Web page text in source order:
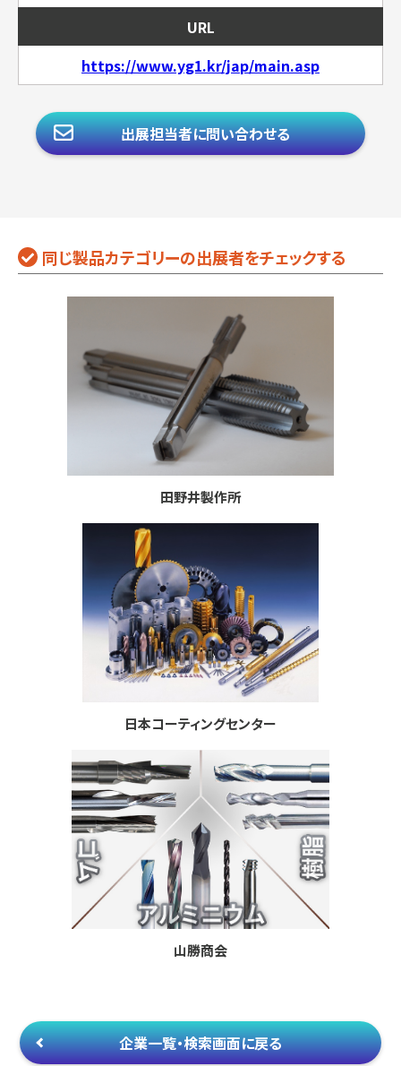
URL
https://www.yg1.kr/jap/main.asp
出展担当者に問い合わせる
同じ製品カテゴリーの出展者をチェックする
田野井製作所
日本コーティングセンター
山勝商会
企業一覧・検索画面に戻る